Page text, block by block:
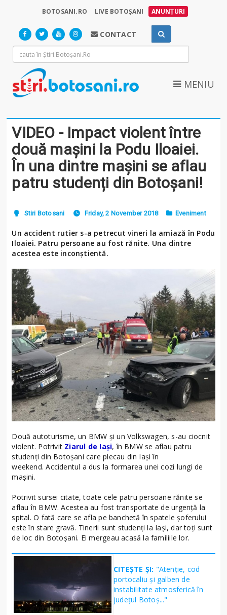
BOTOSANI.RO LIVE BOTOȘANI ANUNȚURI
CONTACT
MENIU
VIDEO - Impact violent între
două mașini la Podu Iloaiei.
În una dintre mașini se aflau
patru studenți din Botoșani!
Stiri Botosani Friday, 2 November 2018 Eveniment
Un accident rutier s-a petrecut vineri la amiază în Podu
Iloaiei. Patru persoane au fost rănite. Una dintre
acestea este inconștientă.
Două autoturisme, un BMW și un Volkswagen, s-au ciocnit
violent. Potrivit Ziarul de Iași, în BMW se aflau patru
studenți din Botoșani care plecau din Iași în
weekend. Accidentul a dus la formarea unei cozi lungi de
mașini.
Potrivit sursei citate, toate cele patru persoane rănite se
aflau în BMW. Acestea au fost transportate de urgență la
spital. O fată care se afla pe banchetă în spatele șoferului
este în stare gravă. Tinerii sunt studenți la Iași, dar toți sunt
de loc din Botoșani. Ei mergeau acasă la familiile lor.
CITEȘTE ȘI: "Atenție, cod
portocaliu și galben de
instabilitate atmosferică în
județul Botoș..."